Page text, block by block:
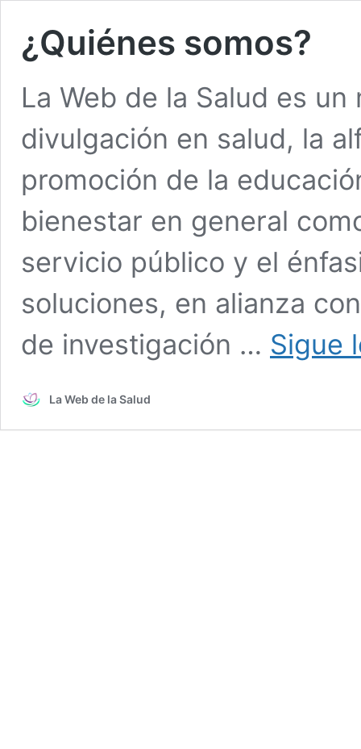
¿Quiénes somos?
La Web de la Salud es
divulgación en salud, la
promoción de la
bienestar en general
servicio público y el
soluciones, en alianza
de investigación … Sigue
La Web de la Salud